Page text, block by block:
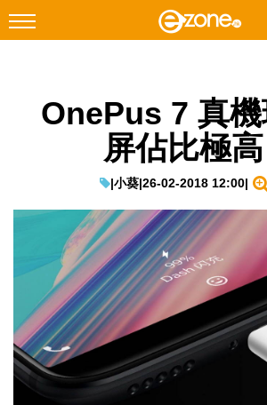
Facebook Instagram
遊戲動漫
教學評測
EduTech
IT Times
生成式AI與雲端應用
Enterprise Digital Transformation
OnePus 7 真機
屏佔比極高
|小葵|26-02-2018 12:00|